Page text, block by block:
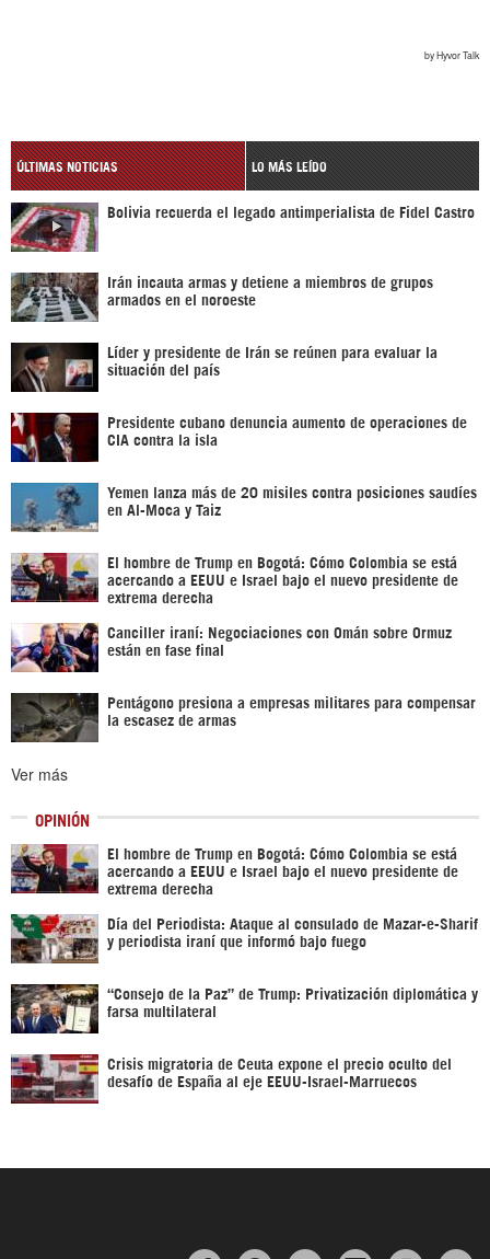
ÚLTIMAS NOTICIAS LO MÁS LEÍDO
Bolivia recuerda el legado antimperialista de Fidel Castro
Irán incauta armas y detiene a miembros de grupos
armados en el noroeste
Líder y presidente de Irán se reúnen para evaluar la
situación del país
Presidente cubano denuncia aumento de operaciones de
CIA contra la isla
Yemen lanza más de 20 misiles contra posiciones saudíes
en Al-Moca y Taiz
El hombre de Trump en Bogotá: Cómo Colombia se está
acercando a EEUU e Israel bajo el nuevo presidente de
extrema derecha
Canciller iraní: Negociaciones con Omán sobre Ormuz
están en fase final
Pentágono presiona a empresas militares para compensar
la escasez de armas
Ver más
OPINIÓN
El hombre de Trump en Bogotá: Cómo Colombia se está
acercando a EEUU e Israel bajo el nuevo presidente de
extrema derecha
Día del Periodista: Ataque al consulado de Mazar-e-Sharif
y periodista iraní que informó bajo fuego
“Consejo de la Paz” de Trump: Privatización diplomática y
farsa multilateral
Crisis migratoria de Ceuta expone el precio oculto del
desafío de España al eje EEUU-Israel-Marruecos